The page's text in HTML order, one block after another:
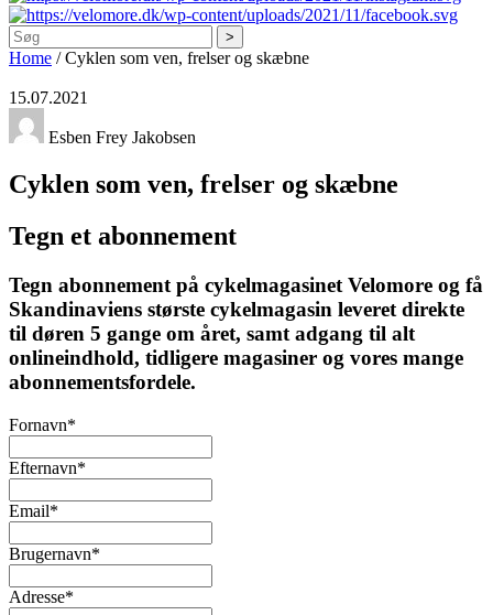
Søg
Home /Cyklen som ven, frelser og skæbne
15.07.2021
Esben Frey Jakobsen
Cyklen som ven, frelser og skæbne
Tegn et abonnement
Tegn abonnement på cykelmagasinet Velomore og få
Skandinaviens største cykelmagasin leveret direkte
til døren 5 gange om året, samt adgang til alt
onlineindhold, tidligere magasiner og vores mange
abonnementsfordele.
Fornavn*
Efternavn*
Email*
Brugernavn*
Adresse*